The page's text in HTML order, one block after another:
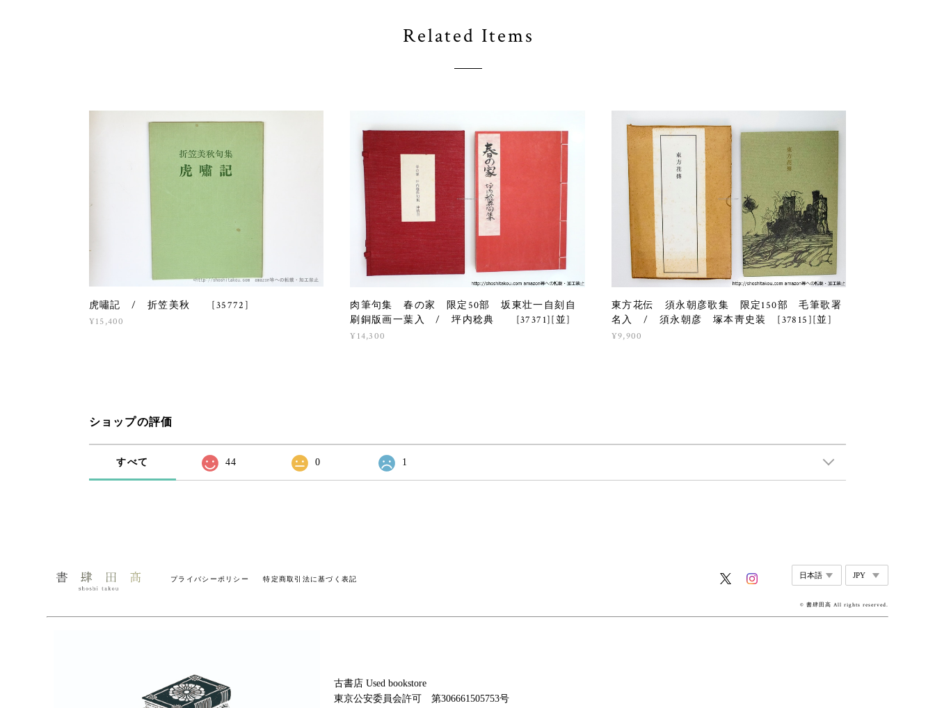
Related Items
虎嘯記 / 折笠美秋 [35772]
¥15,400
肉筆句集 春の家 限定50部 坂東壮一自刻自
刷銅版画一葉入 / 坪内稔典 [37371][並]
¥14,300
東方花伝 須永朝彦歌集 限定150部 毛筆歌署
名入 / 須永朝彦 塚本靑史装 [37815][並]
¥9,900
ショップの評価
すべて 44 0 1
プライバシーポリシー 特定商取引法に基づく表記
© 書肆田高 All rights reserved.
古書店 Used bookstore
東京公安委員会許可 第306661505753号